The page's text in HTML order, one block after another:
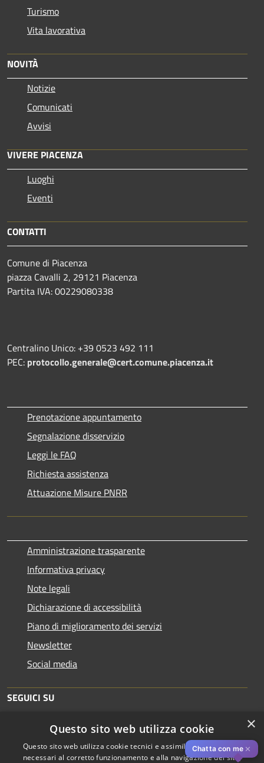
Turismo
Vita lavorativa
NOVITÀ
Notizie
Comunicati
Avvisi
VIVERE PIACENZA
Luoghi
Eventi
CONTATTI
Comune di Piacenza
piazza Cavalli 2, 29121 Piacenza
Partita IVA: 00229080338
Centralino Unico: +39 0523 492 111
PEC: protocollo.generale@cert.comune.piacenza.it
Prenotazione appuntamento
Segnalazione disservizio
Leggi le FAQ
Richiesta assistenza
Attuazione Misure PNRR
Amministrazione trasparente
Informativa privacy
Note legali
Dichiarazione di accessibilità
Piano di miglioramento dei servizi
Newsletter
Social media
SEGUICI SU
Chatta con me ✕
×
Questo sito web utilizza cookie
Questo sito web utilizza cookie tecnici e assimilati strettamente
necessari al corretto funzionamento e alla navigazione del sito,